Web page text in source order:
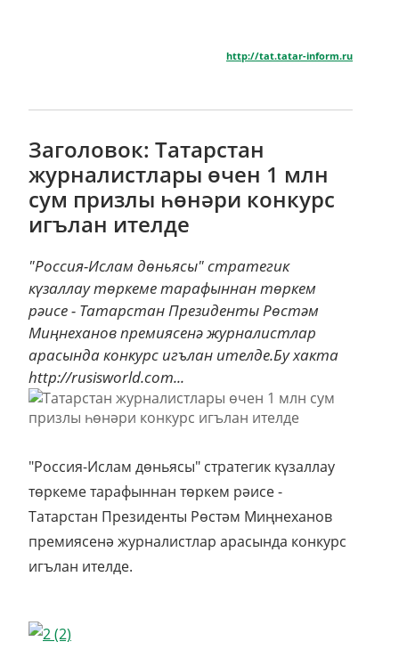
http://tat.tatar-inform.ru
Заголовок: Татарстан
журналистлары өчен 1 млн
сум призлы һөнәри конкурс
игълан ителде
"Россия-Ислам дөньясы" стратегик
күзаллау төркеме тарафыннан төркем
рәисе - Татарстан Президенты Рөстәм
Миңнеханов премиясенә журналистлар
арасында конкурс игълан ителде.Бу хакта
http://rusisworld.com...
"Россия-Ислам дөньясы" стратегик күзаллау
төркеме тарафыннан төркем рәисе -
Татарстан Президенты Рөстәм Миңнеханов
премиясенә журналистлар арасында конкурс
игълан ителде.